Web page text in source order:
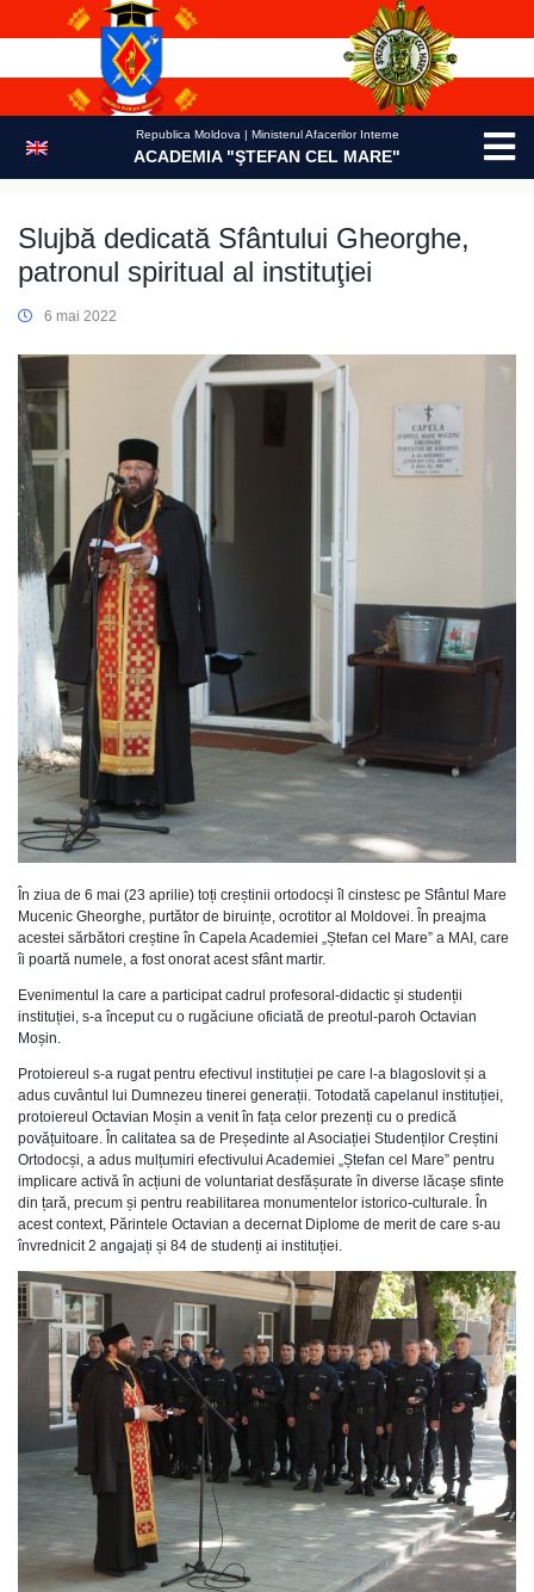
Republica Moldova | Ministerul Afacerilor Interne
ACADEMIA "ŞTEFAN CEL MARE"
Slujbă dedicată Sfântului Gheorghe,
patronul spiritual al instituţiei
6 mai 2022
În ziua de 6 mai (23 aprilie) toți creștinii ortodocși îl cinstesc pe Sfântul Mare
Mucenic Gheorghe, purtător de biruințe, ocrotitor al Moldovei. În preajma
acestei sărbători creștine în Capela Academiei „Ștefan cel Mare” a MAI, care
îi poartă numele, a fost onorat acest sfânt martir.
Evenimentul la care a participat cadrul profesoral-didactic și studenții
instituției, s-a început cu o rugăciune oficiată de preotul-paroh Octavian
Moșin.
Protoiereul s-a rugat pentru efectivul instituției pe care l-a blagoslovit și a
adus cuvântul lui Dumnezeu tinerei generații. Totodată capelanul instituției,
protoiereul Octavian Moșin a venit în fața celor prezenți cu o predică
povățuitoare. În calitatea sa de Președinte al Asociației Studenților Creștini
Ortodocși, a adus mulțumiri efectivului Academiei „Ștefan cel Mare” pentru
implicare activă în acțiuni de voluntariat desfășurate în diverse lăcașe sfinte
din țară, precum și pentru reabilitarea monumentelor istorico-culturale. În
acest context, Părintele Octavian a decernat Diplome de merit de care s-au
învrednicit 2 angajați și 84 de studenți ai instituției.